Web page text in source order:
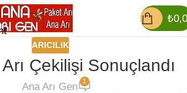
₺
ARICILIK
Çekilişi Sonuçlandı
Ana Arı Gen 1